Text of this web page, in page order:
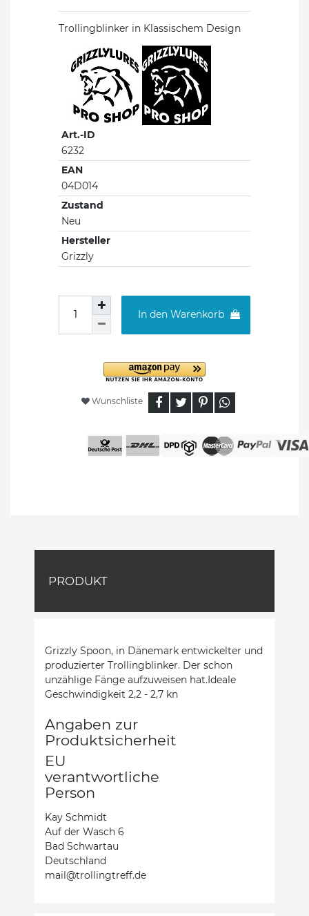
Trollingblinker in Klassischem Design
Art.-ID
6232
EAN
04D014
Zustand
Neu
Hersteller
Grizzly
In den Warenkorb
Wunschliste
PRODUKT
Grizzly Spoon, in Dänemark entwickelter und
produzierter Trollingblinker. Der schon
unzählige Fänge aufzuweisen hat.Ideale
Geschwindigkeit 2,2 - 2,7 kn
Angaben zur
Produktsicherheit
EU
verantwortliche
Person
Kay Schmidt
Auf der Wasch 6
Bad Schwartau
Deutschland
mail@trollingtreff.de